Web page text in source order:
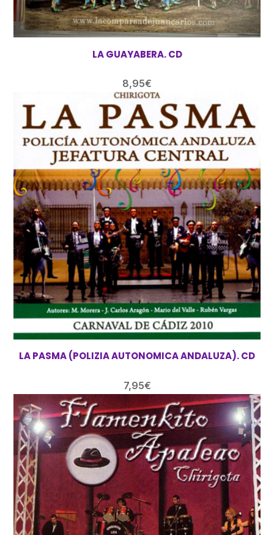
LA GUAYABERA. CD
8,95€
LA PASMA (POLIZIA AUTONOMICA ANDALUZA). CD
7,95€